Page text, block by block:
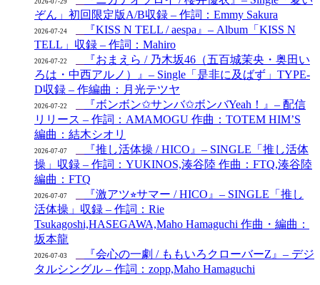
2026-07-29
ぞん」初回限定版A/B収録 – 作詞：Emmy Sakura
2026-07-24
『KISS N TELL / aespa』– Album「KISS N
TELL」収録 – 作詞：Mahiro
2026-07-22
『おまえら / 乃木坂46（五百城茉央・奥田い
ろは・中西アルノ）』– Single「是非に及ばず」TYPE-
D収録 – 作編曲：月光テツヤ
2026-07-22
『ボンボン✩サンバ✩ボンバYeah！』– 配信
リリース – 作詞：AMAMOGU 作曲：TOTEM HIM’S
編曲：結木シオリ
2026-07-07
『推し活体操 / HICO』– SINGLE「推し活体
操」収録 – 作詞：YUKINOS,湊谷陸 作曲：FTQ,湊谷陸
編曲：FTQ
2026-07-07
『激アツ⭐︎サマー / HICO』– SINGLE「推し
活体操」収録 – 作詞：Rie
Tsukagoshi,HASEGAWA,Maho Hamaguchi 作曲・編曲：
坂本龍
2026-07-03
『会心の一劇 / ももいろクローバーZ』– デジ
タルシングル – 作詞：zopp,Maho Hamaguchi